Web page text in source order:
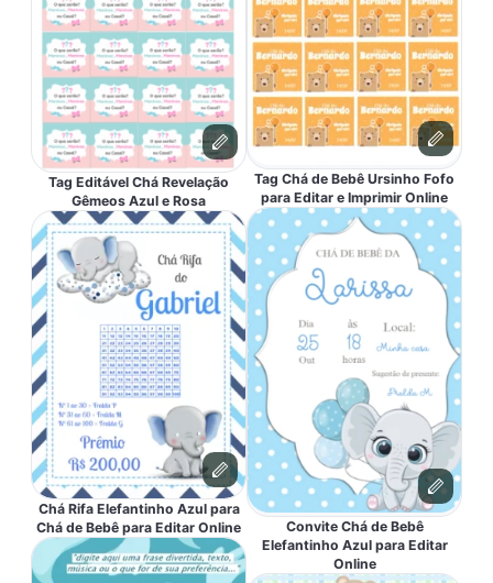
Tag Editável Chá Revelação
Gêmeos Azul e Rosa
Chá Rifa Elefantinho Azul para
Chá de Bebê para Editar Online
Tag Chá de Bebê Ursinho Fofo
para Editar e Imprimir Online
Convite Chá de Bebê
Elefantinho Azul para Editar
Online